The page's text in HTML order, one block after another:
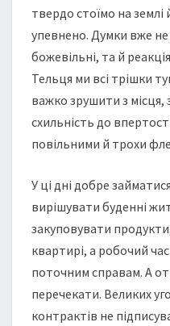
твердо стоїмо на
упевнено. Думки вже не
божевільні, та й
Тельця ми всі трішки
важко зрушити з місця,
схильність до
повільними й трохи
У ці дні добре
вирішувати буденні
закуповувати
квартирі, а робочий
поточним справам. А
перечекати. Великих
контрактів не